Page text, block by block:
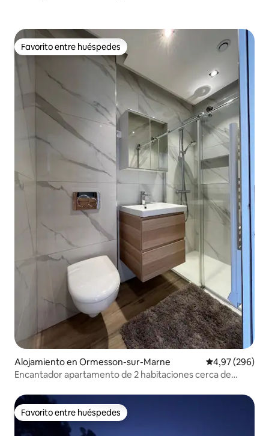
Favorito entre huéspedes
Favorito entre huéspedes
Alojamiento en Ormesson-sur-Marne Calificación
4,97 (296)
Encantador apartamento de 2 habitaciones cerca de
Favorito entre huéspedes
Favorito entre huéspedes